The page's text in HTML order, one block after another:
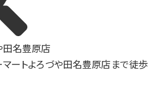
マートよろづや田名豊原店まで徒歩